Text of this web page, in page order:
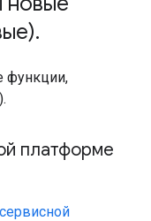
.
функции,
платформе
сервисной